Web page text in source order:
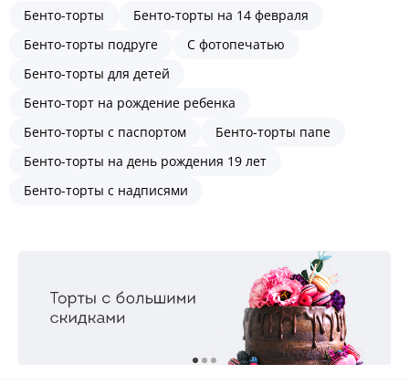
Бенто-торты
Бенто-торты на 14 февраля
Бенто-торты подруге
С фотопечатью
Бенто-торты для детей
Бенто-торт на рождение ребенка
Бенто-торты с паспортом
Бенто-торты папе
Бенто-торты на день рождения 19 лет
Бенто-торты с надписями